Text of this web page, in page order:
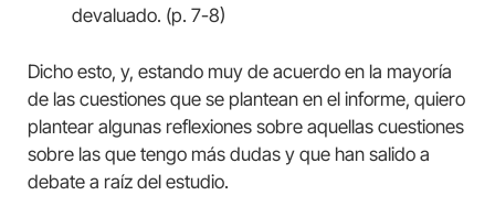
devaluado. (p. 7-8)
Dicho esto, y, estando muy de acuerdo en la mayoría
de las cuestiones que se plantean en el informe, quiero
plantear algunas reflexiones sobre aquellas cuestiones
sobre las que tengo más dudas y que han salido a
debate a raíz del estudio.